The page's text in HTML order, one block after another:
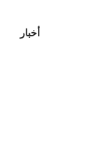
أخبار